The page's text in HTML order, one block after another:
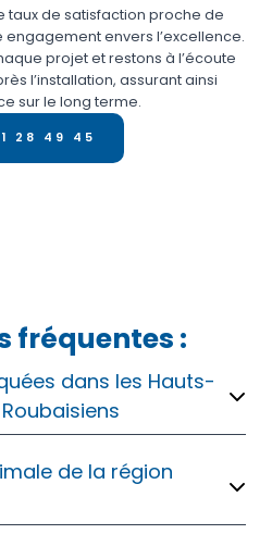
taux de satisfaction proche de
engagement envers l’excellence.
projet et restons à l’écoute
l’installation, assurant ainsi
sur le long terme.
28 49 45
fréquentes :
dans les Hauts-
de la région